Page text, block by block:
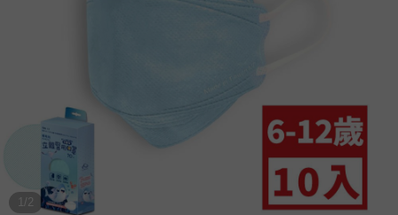
1/2